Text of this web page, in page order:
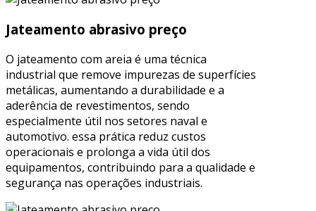
Jateamento abrasivo preço
O jateamento com areia é uma técnica
industrial que remove impurezas de superfícies
metálicas, aumentando a durabilidade e a
aderência de revestimentos, sendo
especialmente útil nos setores naval e
automotivo. essa prática reduz custos
operacionais e prolonga a vida útil dos
equipamentos, contribuindo para a qualidade e
segurança nas operações industriais.